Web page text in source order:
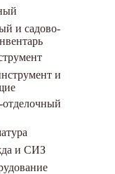
и садово-
и
отделочный
и СИЗ